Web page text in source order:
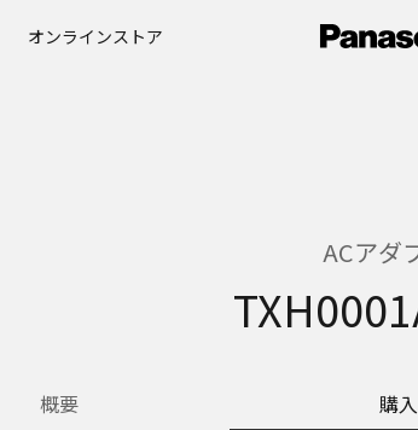
オンラインストア
ACアダ
概要 購入